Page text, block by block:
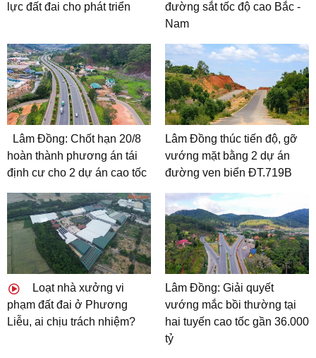
lực đất đai cho phát triển
đường sắt tốc độ cao Bắc -
Nam
Lâm Đồng: Chốt hạn 20/8
hoàn thành phương án tái
định cư cho 2 dự án cao tốc
Lâm Đồng thúc tiến độ, gỡ
vướng mặt bằng 2 dự án
đường ven biển ĐT.719B
Loạt nhà xưởng vi
phạm đất đai ở Phương
Liễu, ai chịu trách nhiệm?
Lâm Đồng: Giải quyết
vướng mắc bồi thường tại
hai tuyến cao tốc gần 36.000
tỷ